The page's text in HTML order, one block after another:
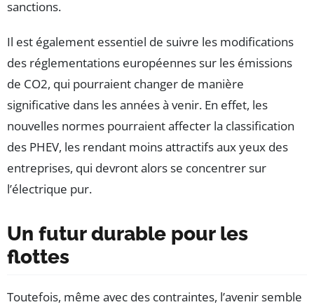
sanctions.
Il est également essentiel de suivre les modifications
des réglementations européennes sur les émissions
de CO2, qui pourraient changer de manière
significative dans les années à venir. En effet, les
nouvelles normes pourraient affecter la classification
des PHEV, les rendant moins attractifs aux yeux des
entreprises, qui devront alors se concentrer sur
l’électrique pur.
Un futur durable pour les
flottes
Toutefois, même avec des contraintes, l’avenir semble